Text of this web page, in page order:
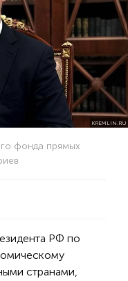
KREMLIN.RU
фонда прямых
РФ по
странами,